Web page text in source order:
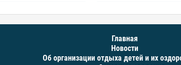
Главная
Новости
Об организации отдыха детей и их